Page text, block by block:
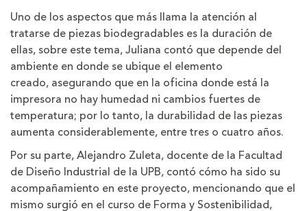
Uno de los aspectos que más llama la atención al
tratarse de piezas biodegradables es la duración de
ellas, sobre este tema, Juliana contó que depende del
ambiente en donde se ubique el elemento
creado, asegurando que en la oficina donde está la
impresora no hay humedad ni cambios fuertes de
temperatura; por lo tanto, la durabilidad de las piezas
aumenta considerablemente, entre tres o cuatro años.
Por su parte, Alejandro Zuleta, docente de la Facultad
de Diseño Industrial de la UPB, contó cómo ha sido su
acompañamiento en este proyecto, mencionando que el
mismo surgió en el curso de Forma y Sostenibilidad,